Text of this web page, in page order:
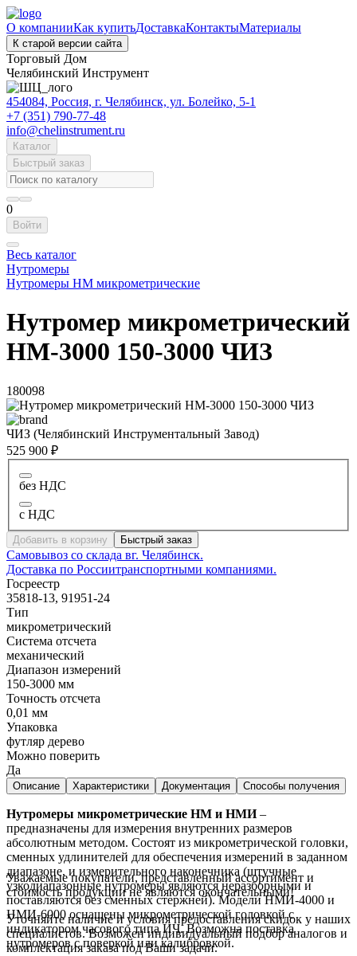
О компанииКак купитьДоставкаКонтактыМатериалы
К старой версии сайта
Торговый Дом
Челябинский Инструмент
454084, Россия, г. Челябинск, ул. Болейко, 5-1
+7 (351) 790-77-48
info@chelinstrument.ru
Каталог
Быстрый заказ
0
Войти
Весь каталог
Нутромеры
Нутромеры НМ микрометрические
Нутромер микрометрический
НМ-3000 150-3000 ЧИЗ
180098
ЧИЗ (Челябинский Инструментальный Завод)
525 900 ₽
без НДС
с НДС
Добавить в корзину Быстрый заказ
Самовывоз со склада вг. Челябинск.
Доставка по Россиитранспортными компаниями.
Госреестр
35818-13, 91951-24
Тип
микрометрический
Система отсчета
механический
Диапазон измерений
150-3000 мм
Точность отсчета
0,01 мм
Упаковка
футляр дерево
Можно поверить
Да
Описание Характеристики Документация Способы получения
Нутромеры микрометрические НМ и НМИ–
предназначены для измерения внутренних размеров
абсолютным методом. Состоят из микрометрической головки,
сменных удлинителей для обеспечения измерений в заданном
диапазоне, и измерительного наконечника (штучные
узкодиапазонные нутромеры являются неразборными и
поставляются без сменных стержней). Модели НМИ-4000 и
НМИ-6000 оснащены микрометрической головкой с
индикатором часового типа ИЧ. Возможна поставка
нутромеров с поверкой или калибровкой.
Уважаемые покупатели, представленный ассортимент и
стоимость продукции не являются окончательными!
Уточняйте наличие и условия предоставления скидок у наших
специалистов. Возможен индивидуальный подбор аналогов и
комплектация заказа под Ваши задачи.